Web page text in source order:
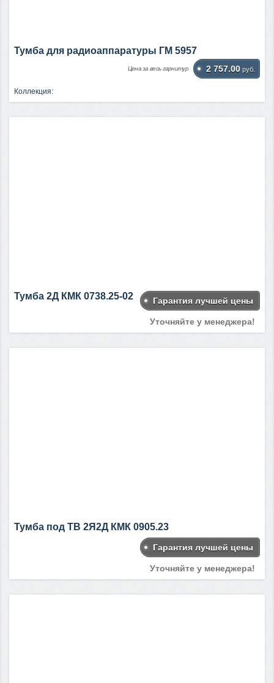
Тумба для радиоаппаратуры ГМ 5957
Цена за весь гарнитур 2 757.00 руб.
Коллекция:
Тумба 2Д КМК 0738.25-02 Гарантия лучшей цены
Уточняйте у менеджера!
Тумба под ТВ 2Я2Д КМК 0905.23
Гарантия лучшей цены
Уточняйте у менеджера!